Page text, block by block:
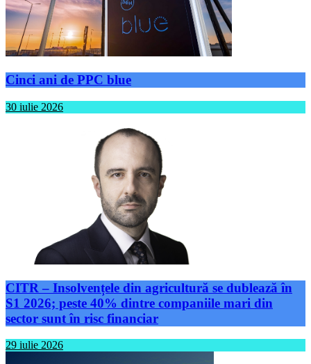
Cinci ani de PPC blue
30 iulie 2026
CITR – Insolvențele din agricultură se dublează în
S1 2026; peste 40% dintre companiile mari din
sector sunt în risc financiar
29 iulie 2026